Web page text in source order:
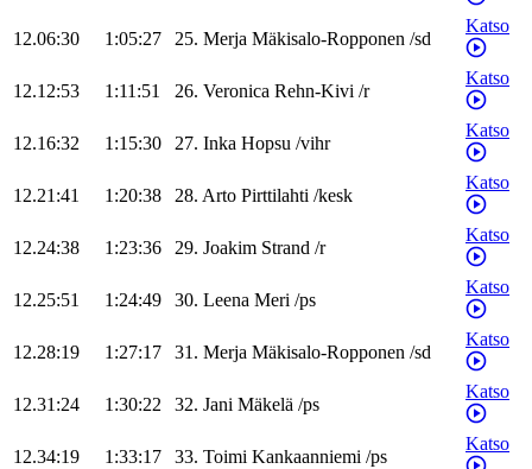
12.06:30 1:05:27 25. Merja Mäkisalo-Ropponen /sd
Katso
12.12:53 1:11:51 26. Veronica Rehn-Kivi /r
Katso
12.16:32 1:15:30 27. Inka Hopsu /vihr
Katso
12.21:41 1:20:38 28. Arto Pirttilahti /kesk
Katso
12.24:38 1:23:36 29. Joakim Strand /r
Katso
12.25:51 1:24:49 30. Leena Meri /ps
Katso
12.28:19 1:27:17 31. Merja Mäkisalo-Ropponen /sd
Katso
12.31:24 1:30:22 32. Jani Mäkelä /ps
Katso
12.34:19 1:33:17 33. Toimi Kankaanniemi /ps
Katso